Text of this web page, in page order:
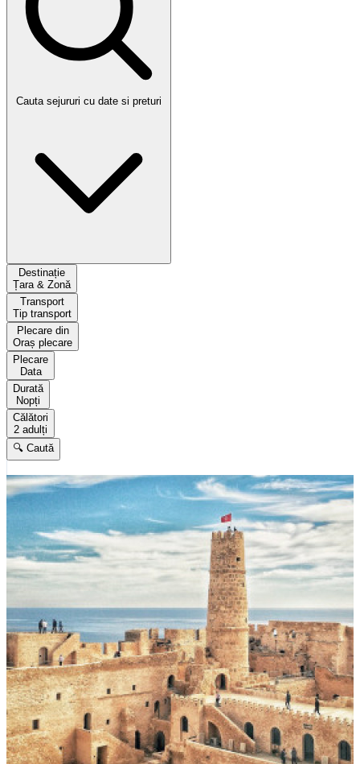
Cauta sejururi cu date si preturi
Destinație
Țara & Zonă
Transport
Tip transport
Plecare din
Oraș plecare
Plecare
Data
Durată
Nopți
Călători
2 adulți
🔍 Caută